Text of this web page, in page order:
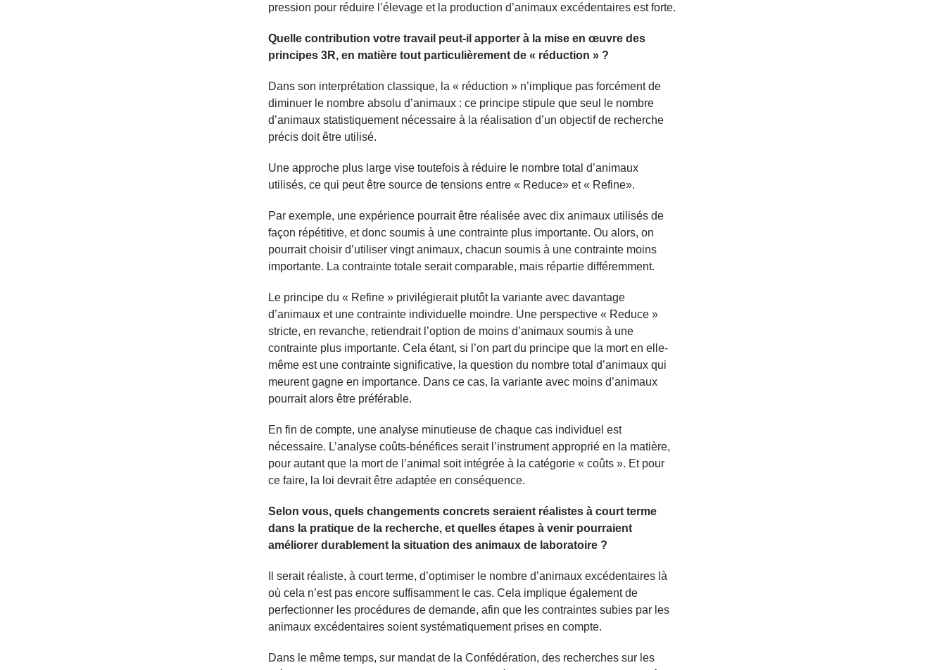
pression pour réduire l’élevage et la production d’animaux excédentaires est forte.
Quelle contribution votre travail peut-il apporter à la mise en œuvre des
principes 3R, en matière tout particulièrement de « réduction » ?
Dans son interprétation classique, la « réduction » n’implique pas forcément de
diminuer le nombre absolu d’animaux : ce principe stipule que seul le nombre
d’animaux statistiquement nécessaire à la réalisation d’un objectif de recherche
précis doit être utilisé.
Une approche plus large vise toutefois à réduire le nombre total d’animaux
utilisés, ce qui peut être source de tensions entre « Reduce» et « Refine».
Par exemple, une expérience pourrait être réalisée avec dix animaux utilisés de
façon répétitive, et donc soumis à une contrainte plus importante. Ou alors, on
pourrait choisir d’utiliser vingt animaux, chacun soumis à une contrainte moins
importante. La contrainte totale serait comparable, mais répartie différemment.
Le principe du « Refine » privilégierait plutôt la variante avec davantage
d’animaux et une contrainte individuelle moindre. Une perspective « Reduce »
stricte, en revanche, retiendrait l’option de moins d’animaux soumis à une
contrainte plus importante. Cela étant, si l’on part du principe que la mort en elle-
même est une contrainte significative, la question du nombre total d’animaux qui
meurent gagne en importance. Dans ce cas, la variante avec moins d’animaux
pourrait alors être préférable.
En fin de compte, une analyse minutieuse de chaque cas individuel est
nécessaire. L’analyse coûts-bénéfices serait l’instrument approprié en la matière,
pour autant que la mort de l’animal soit intégrée à la catégorie « coûts ». Et pour
ce faire, la loi devrait être adaptée en conséquence.
Selon vous, quels changements concrets seraient réalistes à court terme
dans la pratique de la recherche, et quelles étapes à venir pourraient
améliorer durablement la situation des animaux de laboratoire ?
Il serait réaliste, à court terme, d’optimiser le nombre d’animaux excédentaires là
où cela n’est pas encore suffisamment le cas. Cela implique également de
perfectionner les procédures de demande, afin que les contraintes subies par les
animaux excédentaires soient systématiquement prises en compte.
Dans le même temps, sur mandat de la Confédération, des recherches sur les